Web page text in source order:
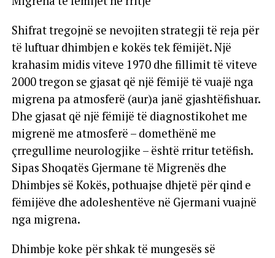
Shifrat tregojnë se nevojiten strategji të reja për
të luftuar dhimbjen e kokës tek fëmijët. Një
krahasim midis viteve 1970 dhe fillimit të viteve
2000 tregon se gjasat që një fëmijë të vuajë nga
migrena pa atmosferë (aur)a janë gjashtëfishuar.
Dhe gjasat që një fëmijë të diagnostikohet me
migrenë me atmosferë – domethënë me
çrregullime neurologjike – është rritur tetëfish.
Sipas Shoqatës Gjermane të Migrenës dhe
Dhimbjes së Kokës, pothuajse dhjetë për qind e
fëmijëve dhe adoleshentëve në Gjermani vuajnë
nga migrena.
Dhimbje koke për shkak të mungesës së